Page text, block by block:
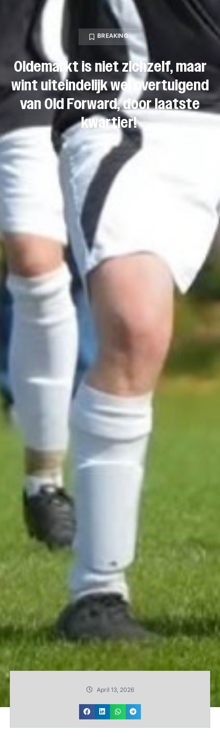
BREAKING
Oldemarkt is niet zichzelf, maar
wint uiteindelijk wel overtuigend
van Old Forward, door laatste
kwartier!
April 13, 2026